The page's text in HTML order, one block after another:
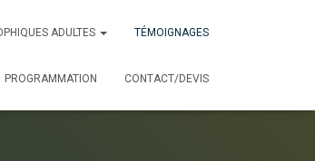
ADULTES TÉMOIGNAGES
PROGRAMMATION CONTACT/DEVIS